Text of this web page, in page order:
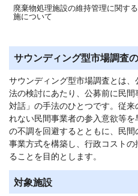
廃棄物処理施設の維持管理に関す
施について
サウンディング型市場調査
サウンディング型市場調査とは
法の検討にあたり、公募前に民
対話」の手法のひとつです。従
れない民間事業者の参入意欲等
の不調を回避するとともに、民
事業方式を構築し、行政コスト
ることを目的とします。
対象施設